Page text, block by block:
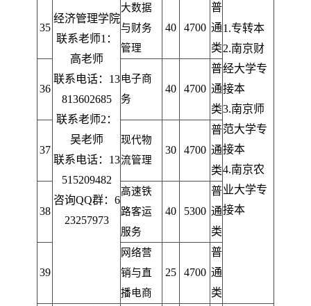
经济管理学院
联系老师1：
高老师
联系电话：13
813602685
联系老师2：
吴老师
联系电话：13
515209482
咨询QQ群：6
23257973
1.专转本
2.南京财
经大学专
接本
3.南京师
范大学专
接本
4.南京农
业大学专
接本
35
大数据
与财务
管理
40 4700
普
通
类
36
电子商
务
40 4700
普
通
类
37
现代物
流管理
30 4700
普
通
类
38
高速铁
路客运
服务
40 5300
普
通
类
39
网络营
销与直
播电商
25 4700
普
通
类